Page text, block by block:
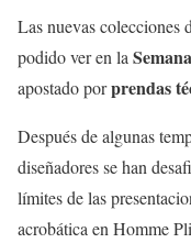
Las nuevas colecciones
podido ver en la
apostado porprendas
Después de algunas
diseñadores se han
límites de las
acrobática en Homme